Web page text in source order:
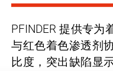
PFINDER 提供专为
与红色着色渗透剂
比度，突出缺陷显